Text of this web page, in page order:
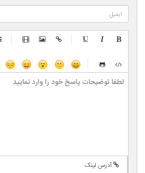
-
-
-
-
-
-
-
آدرس لینک